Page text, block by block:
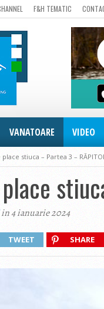
F&H TEMATIC
VANATOARE VIDEO
stiuca – Partea 3 –
in 4 ianuarie 2024
TWEET SHARE